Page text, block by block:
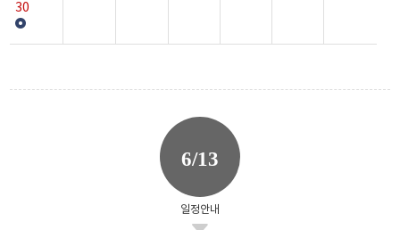
30
6/13
일정안내